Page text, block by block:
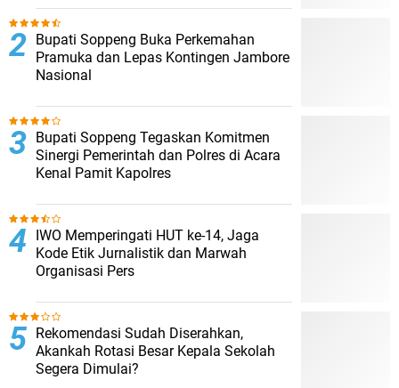
Bupati Soppeng Buka Perkemahan
Pramuka dan Lepas Kontingen Jambore
Nasional
Bupati Soppeng Tegaskan Komitmen
Sinergi Pemerintah dan Polres di Acara
Kenal Pamit Kapolres
IWO Memperingati HUT ke-14, Jaga
Kode Etik Jurnalistik dan Marwah
Organisasi Pers
Rekomendasi Sudah Diserahkan,
Akankah Rotasi Besar Kepala Sekolah
Segera Dimulai?